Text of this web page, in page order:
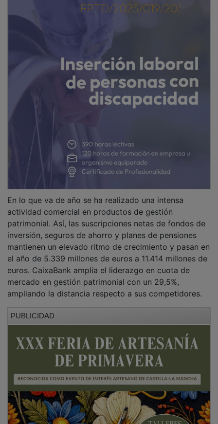
actividad comercial en productos de gestión
patrimonial. Así, las suscripciones netas de fondos de
inversión, seguros de ahorro y planes de pensiones
mantienen un elevado ritmo de crecimiento y pasan en
el año de 5.339 millones de euros a 11.414 millones de
euros. CaixaBank amplía el liderazgo en cuota de
mercado en gestión patrimonial con un 29,5%,
ampliando la distancia respecto a sus competidores.